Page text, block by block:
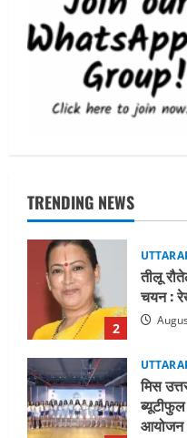
TRENDING NEWS
1
सहसपुर
शिविर
2
3
मिस
आयोजन
एमआईटी
को